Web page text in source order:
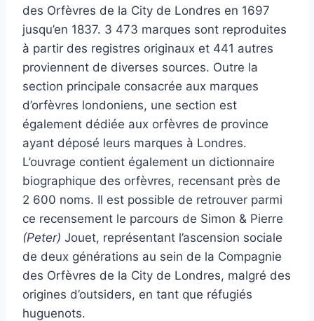
des Orfèvres de la City de Londres en 1697
jusqu’en 1837. 3 473 marques sont reproduites
à partir des registres originaux et 441 autres
proviennent de diverses sources. Outre la
section principale consacrée aux marques
d’orfèvres londoniens, une section est
également dédiée aux orfèvres de province
ayant déposé leurs marques à Londres.
L’ouvrage contient également un dictionnaire
biographique des orfèvres, recensant près de
2 600 noms. Il est possible de retrouver parmi
ce recensement le parcours de Simon & Pierre
(Peter) Jouet, représentant l’ascension sociale
de deux générations au sein de la Compagnie
des Orfèvres de la City de Londres, malgré des
origines d’outsiders, en tant que réfugiés
huguenots.